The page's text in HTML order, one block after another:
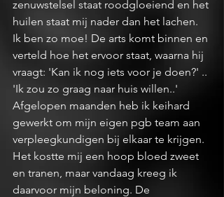
zenuwstelsel staat roodgloeiend en het
huilen staat mij nader dan het lachen.
Ik ben zo moe! De arts komt binnen en
verteld hoe het ervoor staat, waarna hij
vraagt: 'Kan ik nog iets voor je doen?' ..
'Ik zou zo graag naar huis willen..'
Afgelopen maanden heb ik keihard
gewerkt om mijn eigen pgb team aan
verpleegkundigen bij elkaar te krijgen.
Het kostte mij een hoop bloed zweet
en tranen, maar vandaag kreeg ik
daarvoor mijn beloning. De